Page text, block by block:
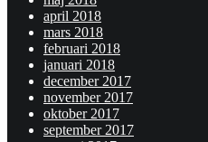
april 2018
mars 2018
februari 2018
januari 2018
december 2017
november 2017
oktober 2017
september 2017